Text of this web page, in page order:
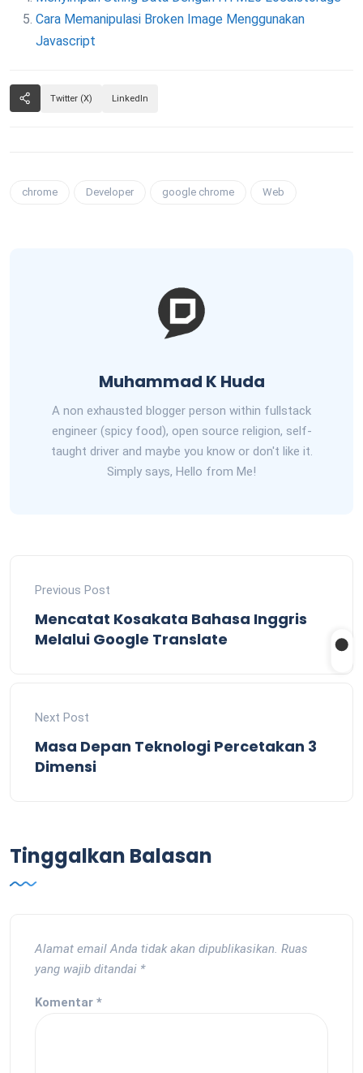
Cara Memanipulasi Broken Image Menggunakan
Javascript
Twitter (X) LinkedIn
chrome Developer google chrome Web
Muhammad K Huda
A non exhausted blogger person within fullstack
engineer (spicy food), open source religion, self-
taught driver and maybe you know or don't like it.
Simply says, Hello from Me!
Previous Post
Mencatat Kosakata Bahasa Inggris
Melalui Google Translate
Next Post
Masa Depan Teknologi Percetakan 3
Dimensi
Tinggalkan Balasan
Alamat email Anda tidak akan dipublikasikan. Ruas
yang wajib ditandai *
Komentar *